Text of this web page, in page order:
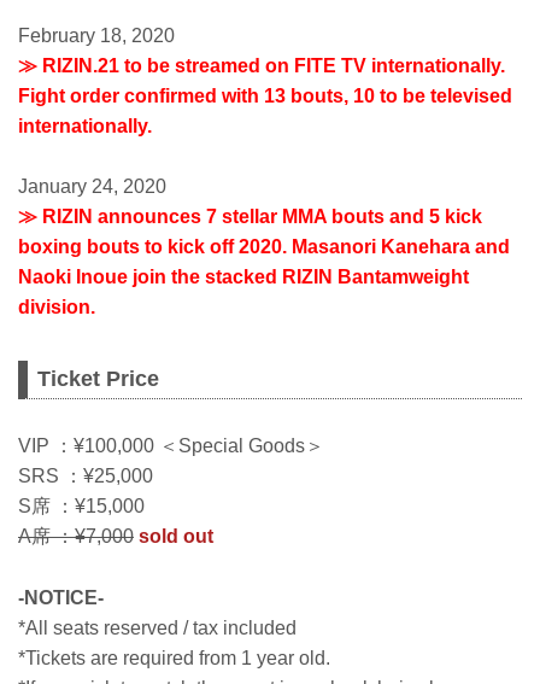
February 18, 2020
≫ RIZIN.21 to be streamed on FITE TV internationally.
Fight order confirmed with 13 bouts, 10 to be televised
internationally.
January 24, 2020
≫ RIZIN announces 7 stellar MMA bouts and 5 kick
boxing bouts to kick off 2020. Masanori Kanehara and
Naoki Inoue join the stacked RIZIN Bantamweight
division.
Ticket Price
VIP ：¥100,000 ＜Special Goods＞
SRS ：¥25,000
S席 ：¥15,000
A席 ：¥7,000 sold out
-NOTICE-
*All seats reserved / tax included
*Tickets are required from 1 year old.